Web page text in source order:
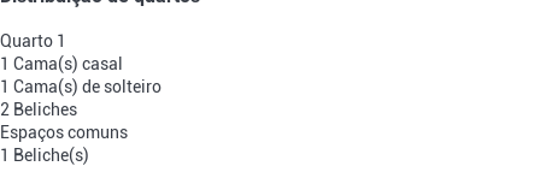
Quarto 1
1 Cama(s) casal
1 Cama(s) de solteiro
2 Beliches
Espaços comuns
1 Beliche(s)